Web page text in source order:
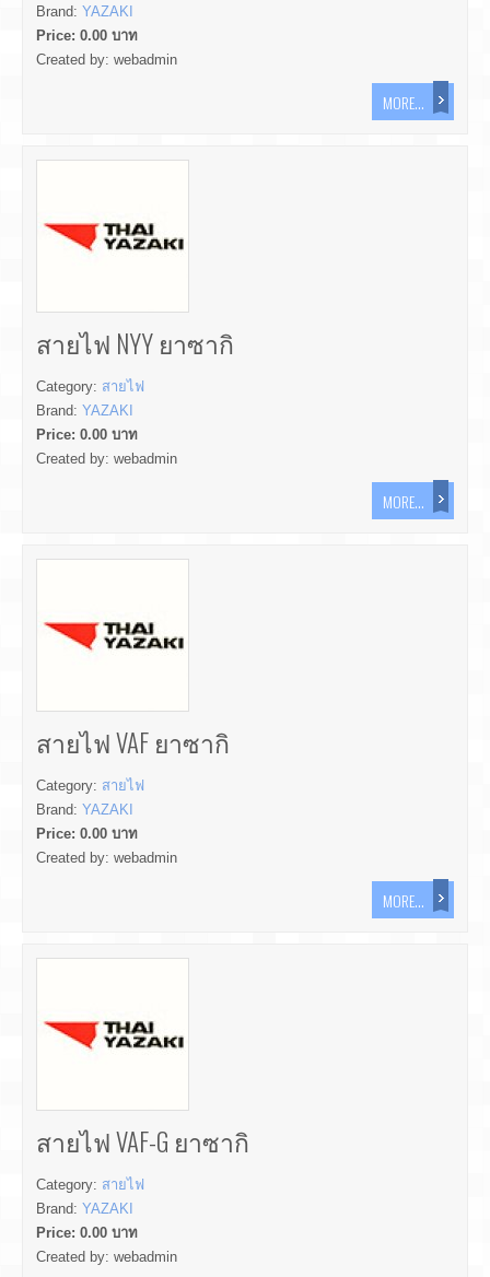
Brand: YAZAKI
Price: 0.00 บาท
Created by: webadmin
MORE...
สายไฟ NYY ยาซากิ
Category: สายไฟ
Brand: YAZAKI
Price: 0.00 บาท
Created by: webadmin
MORE...
สายไฟ VAF ยาซากิ
Category: สายไฟ
Brand: YAZAKI
Price: 0.00 บาท
Created by: webadmin
MORE...
สายไฟ VAF-G ยาซากิ
Category: สายไฟ
Brand: YAZAKI
Price: 0.00 บาท
Created by: webadmin